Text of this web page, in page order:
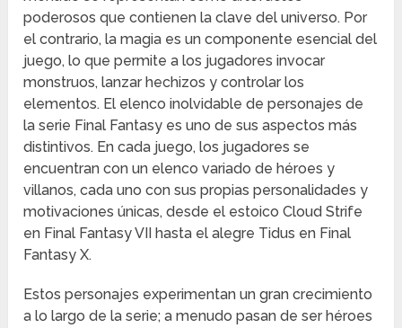
poderosos que contienen la clave del universo. Por
el contrario, la magia es un componente esencial del
juego, lo que permite a los jugadores invocar
monstruos, lanzar hechizos y controlar los
elementos. El elenco inolvidable de personajes de
la serie Final Fantasy es uno de sus aspectos más
distintivos. En cada juego, los jugadores se
encuentran con un elenco variado de héroes y
villanos, cada uno con sus propias personalidades y
motivaciones únicas, desde el estoico Cloud Strife
en Final Fantasy VII hasta el alegre Tidus en Final
Fantasy X.
Estos personajes experimentan un gran crecimiento
a lo largo de la serie; a menudo pasan de ser héroes